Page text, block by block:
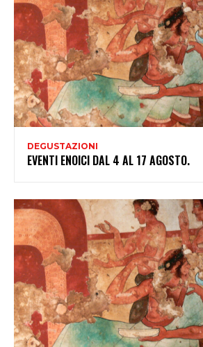
DEGUSTAZIONI
EVENTI ENOICI DAL 4 AL 17 AGOSTO.